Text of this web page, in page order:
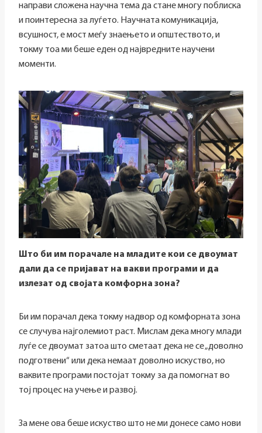
направи сложена научна тема да стане многу поблиска
и поинтересна за луѓето. Научната комуникација,
всушност, е мост меѓу знаењето и општеството, и
токму тоа ми беше еден од највредните научени
моменти.
Што би им порачале на младите кои се двоумат
дали да се пријават на вакви програми и да
излезат од својата комфорна зона?
Би им порачал дека токму надвор од комфорната зона
се случува најголемиот раст. Мислам дека многу млади
луѓе се двоумат затоа што сметаат дека не се „доволно
подготвени“ или дека немаат доволно искуство, но
ваквите програми постојат токму за да помогнат во
тој процес на учење и развој.
За мене ова беше искуство што не ми донесе само нови